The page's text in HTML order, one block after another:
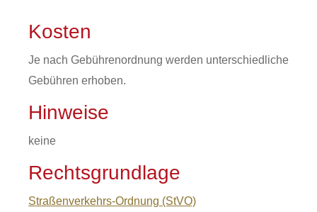
Kosten
Je nach Gebührenordnung werden unterschiedliche
Gebühren erhoben.
Hinweise
keine
Rechtsgrundlage
Straßenverkehrs-Ordnung (StVO)